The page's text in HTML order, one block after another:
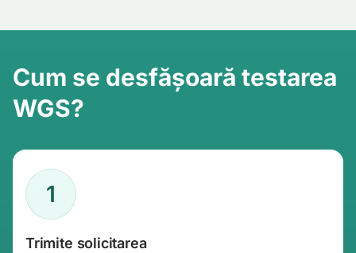
Cum se desfășoară testarea
WGS?
1
Trimite solicitarea